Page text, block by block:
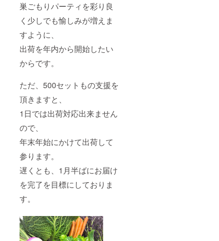
巣ごもりパーティを彩り良
く少しでも愉しみが増えま
すように、
出荷を年内から開始したい
からです。
ただ、500セットもの支援を
頂きますと、
1日では出荷対応出来ません
ので、
年末年始にかけて出荷して
参ります。
遅くとも、1月半ばにお届け
を完了を目標にしておりま
す。